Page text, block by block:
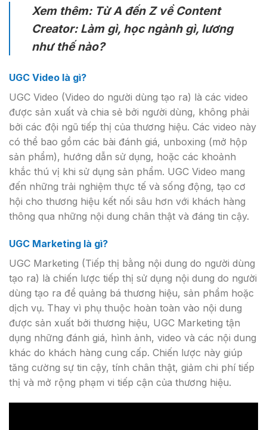
Xem thêm: Từ A đến Z về Content
Creator: Làm gì, học ngành gì, lương
như thế nào?
UGC Video là gì?
UGC Video (Video do người dùng tạo ra) là các video
được sản xuất và chia sẻ bởi người dùng, không phải
bởi các đội ngũ tiếp thị của thương hiệu. Các video này
có thể bao gồm các bài đánh giá, unboxing (mở hộp
sản phẩm), hướng dẫn sử dụng, hoặc các khoảnh
khắc thú vị khi sử dụng sản phẩm. UGC Video mang
đến những trải nghiệm thực tế và sống động, tạo cơ
hội cho thương hiệu kết nối sâu hơn với khách hàng
thông qua những nội dung chân thật và đáng tin cậy.
UGC Marketing là gì?
UGC Marketing (Tiếp thị bằng nội dung do người dùng
tạo ra) là chiến lược tiếp thị sử dụng nội dung do người
dùng tạo ra để quảng bá thương hiệu, sản phẩm hoặc
dịch vụ. Thay vì phụ thuộc hoàn toàn vào nội dung
được sản xuất bởi thương hiệu, UGC Marketing tận
dụng những đánh giá, hình ảnh, video và các nội dung
khác do khách hàng cung cấp. Chiến lược này giúp
tăng cường sự tin cậy, tính chân thật, giảm chi phí tiếp
thị và mở rộng phạm vi tiếp cận của thương hiệu.